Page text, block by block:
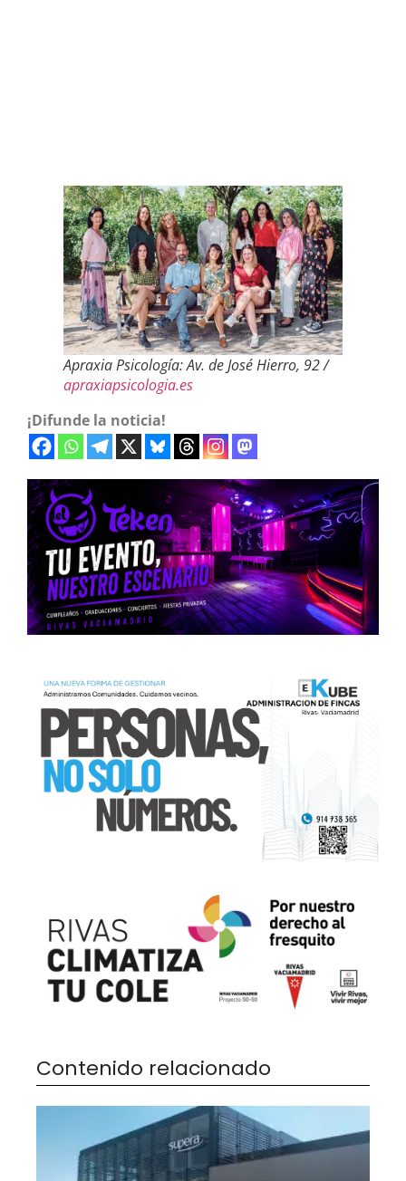
Apraxia Psicología: Av. de José Hierro, 92 /
apraxiapsicologia.es
¡Difunde la noticia!
Contenido relacionado